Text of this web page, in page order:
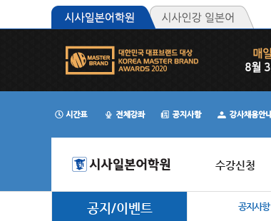
수강신청
공지/이벤트 공지사항